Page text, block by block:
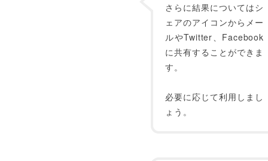
さらに結果についてはシ
ェアのアイコンからメー
ルやTwitter、Facebook
に共有することができま
す。
必要に応じて利用しまし
ょう。